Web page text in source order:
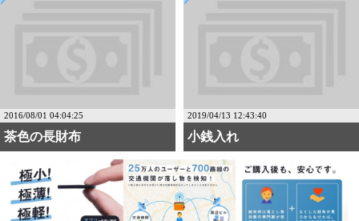
2016/08/01 04:04:25
茶色の長財布
2019/04/13 12:43:40
小銭入れ